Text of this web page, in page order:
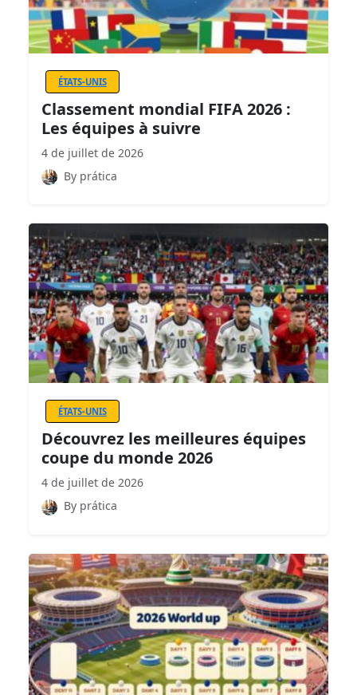
ÉTATS-UNIS
Classement mondial FIFA 2026 :
Les équipes à suivre
4 de juillet de 2026
By prática
ÉTATS-UNIS
Découvrez les meilleures équipes
coupe du monde 2026
4 de juillet de 2026
By prática